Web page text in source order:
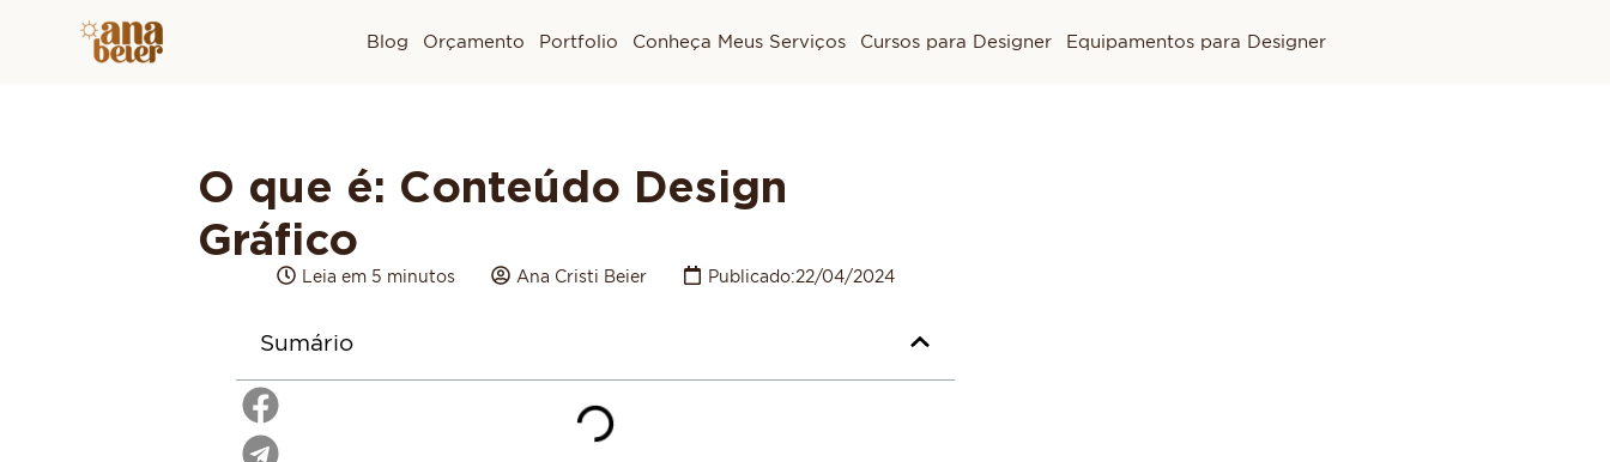
Blog Orçamento Portfolio Conheça Meus Serviços Cursos para Designer Equipamentos para Designer
O que é: Conteúdo Design
Gráfico
Leia em 5 minutos Ana Cristi Beier Publicado:22/04/2024
Sumário